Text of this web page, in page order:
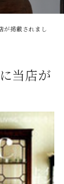
が掲載されまし
当店が